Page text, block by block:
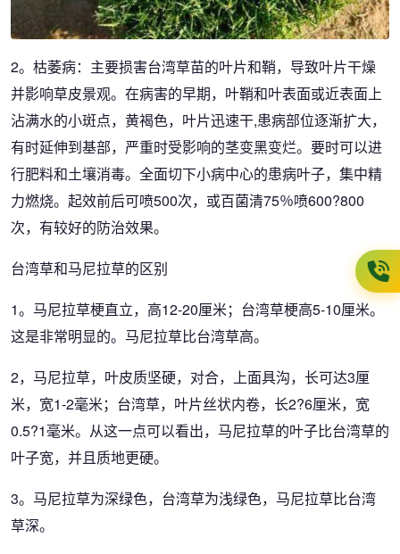
2。枯萎病：主要损害台湾草苗的叶片和鞘，导致叶片干燥
并影响草皮景观。在病害的早期，叶鞘和叶表面或近表面上
沾满水的小斑点，黄褐色，叶片迅速干,患病部位逐渐扩大，
有时延伸到基部，严重时受影响的茎变黑变烂。要时可以进
行肥料和土壤消毒。全面切下小病中心的患病叶子，集中精
力燃烧。起效前后可喷500次，或百菌清75％喷600?800
次，有较好的防治效果。
台湾草和马尼拉草的区别
1。马尼拉草梗直立，高12-20厘米；台湾草梗高5-10厘米。
这是非常明显的。马尼拉草比台湾草高。
2，马尼拉草，叶皮质坚硬，对合，上面具沟，长可达3厘
米，宽1-2毫米；台湾草，叶片丝状内卷，长2?6厘米，宽
0.5?1毫米。从这一点可以看出，马尼拉草的叶子比台湾草的
叶子宽，并且质地更硬。
3。马尼拉草为深绿色，台湾草为浅绿色，马尼拉草比台湾
草深。